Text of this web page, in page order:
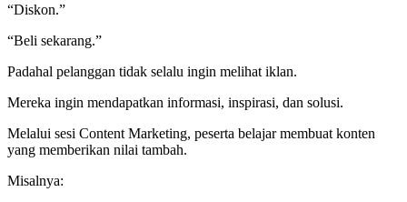
“Diskon.”
“Beli sekarang.”
Padahal pelanggan tidak selalu ingin melihat iklan.
Mereka ingin mendapatkan informasi, inspirasi, dan solusi.
Melalui sesi Content Marketing, peserta belajar membuat konten
yang memberikan nilai tambah.
Misalnya: